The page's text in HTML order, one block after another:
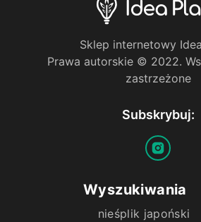
Sklep internetowy
Prawa autorskie © 2022.
zastrzeżone
Subskrybuj:
Wyszukiwania
nieśplik japoński